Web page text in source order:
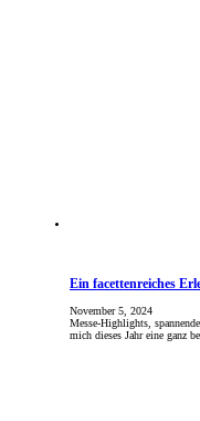
Ein facettenreiches
November 5, 2024
Messe-Highlights,
mich dieses Jahr eine ganz